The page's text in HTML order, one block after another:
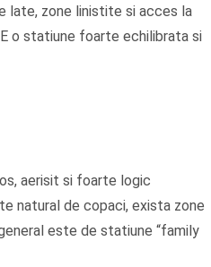
late, zone linistite si acces la
o statiune foarte echilibrata si
aerisit si foarte logic
natural de copaci, exista zone
este de statiune “family